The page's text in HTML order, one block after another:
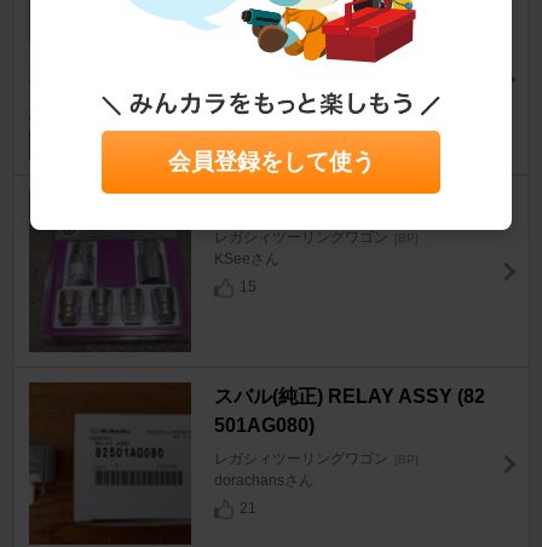
PIONEER / carrozzeria TS-WX
400DA
☆ユーヤ☆さん
レガシィツーリングワゴン [BP]
KSeeさん
15
スバル(純正) RELAY ASSY (82
501AG080)
レガシィツーリングワゴン
dorachansさん
21
会員登録をして使う